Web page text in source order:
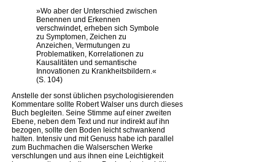
»Wo aber der Unterschied zwischen
Benennen und Erkennen
verschwindet, erheben sich Symbole
zu Symptomen, Zeichen zu
Anzeichen, Vermutungen zu
Problematiken, Korrelationen zu
Kausalitäten und semantische
Innovationen zu Krankheitsbildern.«
(S. 104)
Anstelle der sonst üblichen psychologisierenden
Kommentare sollte Robert Walser uns durch dieses
Buch begleiten. Seine Stimme auf einer zweiten
Ebene, neben dem Text und nur indirekt auf ihn
bezogen, sollte den Boden leicht schwankend
halten. Intensiv und mit Genuss habe ich parallel
zum Buchmachen die Walserschen Werke
verschlungen und aus ihnen eine Leichtigkeit